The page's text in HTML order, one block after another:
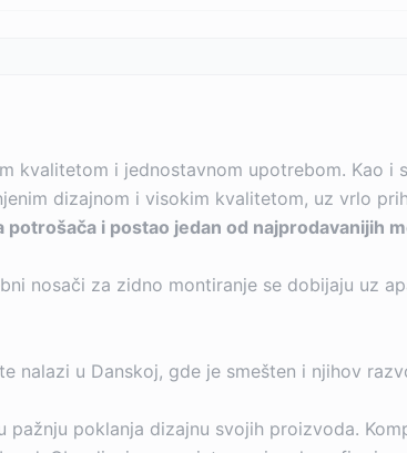
kvalitetom i jednostavnom upotrebom. Kao i
dizajnom i visokim kvalitetom, uz vrlo
i postao jedan od najprodavanijih
nosači za zidno montiranje se dobijaju uz
nalazi u Danskoj, gde je smešten i njihov
poklanja dizajnu svojih proizvoda.